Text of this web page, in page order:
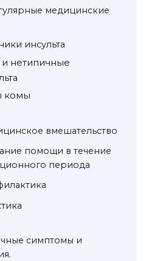
медицинские
инсульта
нетипичные
комы
вмешательство
помощи в течение
периода
симптомы и